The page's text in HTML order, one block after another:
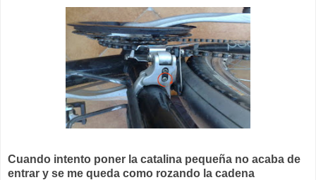
Cuando intento poner la catalina pequeña no acaba de
entrar y se me queda como rozando la cadena